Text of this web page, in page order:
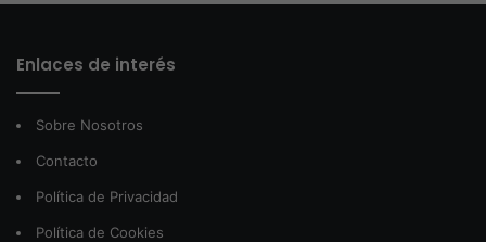
Enlaces de interés
Sobre Nosotros
Contacto
Política de Privacidad
Política de Cookies